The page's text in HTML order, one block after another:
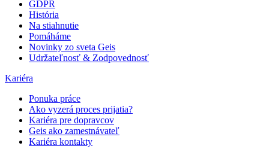
GDPR
História
Na stiahnutie
Pomáháme
Novinky zo sveta Geis
Udržateľnosť & Zodpovednosť
Kariéra
Ponuka práce
Ako vyzerá proces prijatia?
Kariéra pre dopravcov
Geis ako zamestnávateľ
Kariéra kontakty